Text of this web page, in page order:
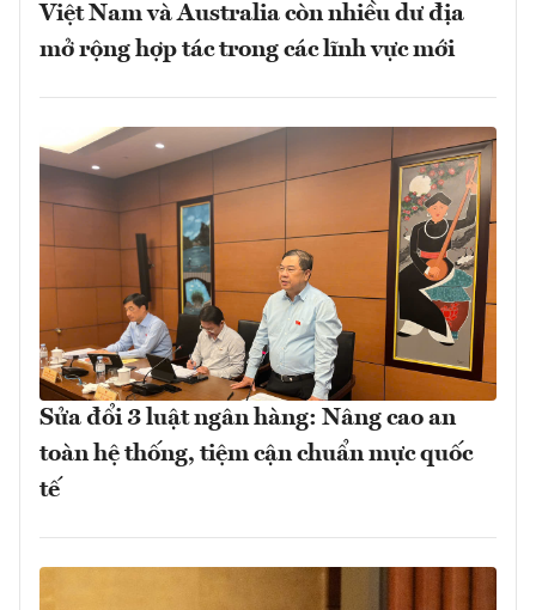
Việt Nam và Australia còn nhiều dư địa
mở rộng hợp tác trong các lĩnh vực mới
Sửa đổi 3 luật ngân hàng: Nâng cao an
toàn hệ thống, tiệm cận chuẩn mực quốc
tế